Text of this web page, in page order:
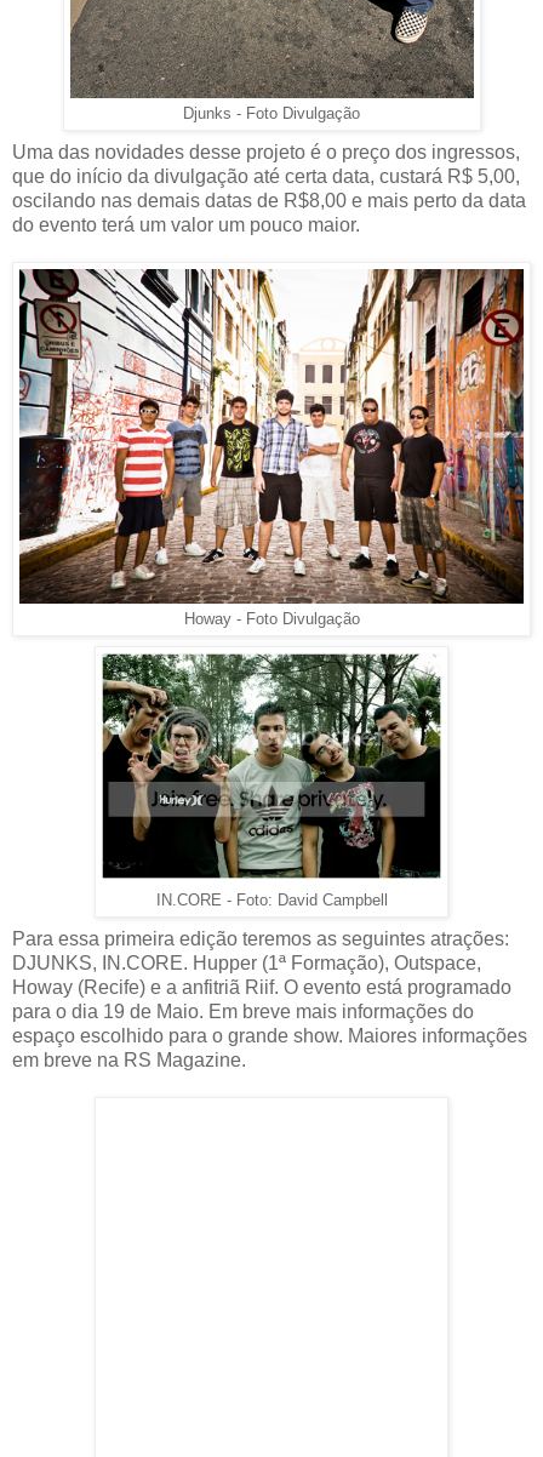
Djunks - Foto Divulgação
Uma das novidades desse projeto é o preço dos ingressos,
que do início da divulgação até certa data, custará R$ 5,00,
oscilando nas demais datas de R$8,00 e mais perto da data
do evento terá um valor um pouco maior.
Howay - Foto Divulgação
IN.CORE - Foto: David Campbell
Para essa primeira edição teremos as seguintes atrações:
DJUNKS, IN.CORE. Hupper (1ª Formação), Outspace,
Howay (Recife) e a anfitriã Riif. O evento está programado
para o dia 19 de Maio. Em breve mais informações do
espaço escolhido para o grande show. Maiores informações
em breve na RS Magazine.